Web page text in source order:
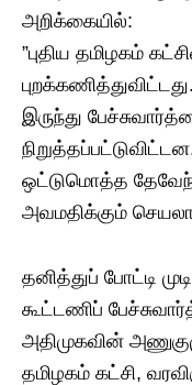
அறிக்கையில்:
​”புதிய தமிழகம்
இருந்து
ஒட்டுமொத்த
அவமதிக்கும்
தனித்துப் போட்டி
​கூட்டணிப்
அதிமுகவின்
தமிழகம் கட்சி,